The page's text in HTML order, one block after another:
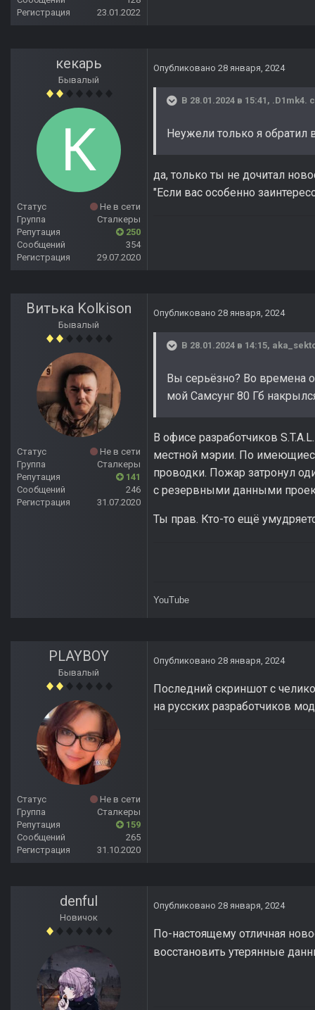
Регистрация
23.01.2022
кекарь
Бывалый
Статус
Не в сети
Группа
Сталкеры
Репутация
250
Сообщений
354
Регистрация
29.07.2020
Опубликовано 28 января, 2024
В 28.01.2024 в 15:41, .D1mk4.
Неужели только я обратил
да, только ты не дочитал
"Если вас особенно
Витька Kolkison
Бывалый
Статус
Не в сети
Группа
Сталкеры
Репутация
141
Сообщений
246
Регистрация
31.07.2020
Опубликовано 28 января, 2024
В 28.01.2024 в 14:15,
Вы серьёзно? Во времена
мой Самсунг 80 Гб
В офисе разработчиков
местной мэрии. По
проводки. Пожар затронул
с резервными данными
Ты прав. Кто-то ещё
YouTube
PLAYBOY
Бывалый
Статус
Не в сети
Группа
Сталкеры
Репутация
159
Сообщений
265
Регистрация
31.10.2020
Опубликовано 28 января, 2024
Последний скриншот с
на русских разработчиков
denful
Новичок
Опубликовано 28 января, 2024
По-настоящему отличная
восстановить утерянные